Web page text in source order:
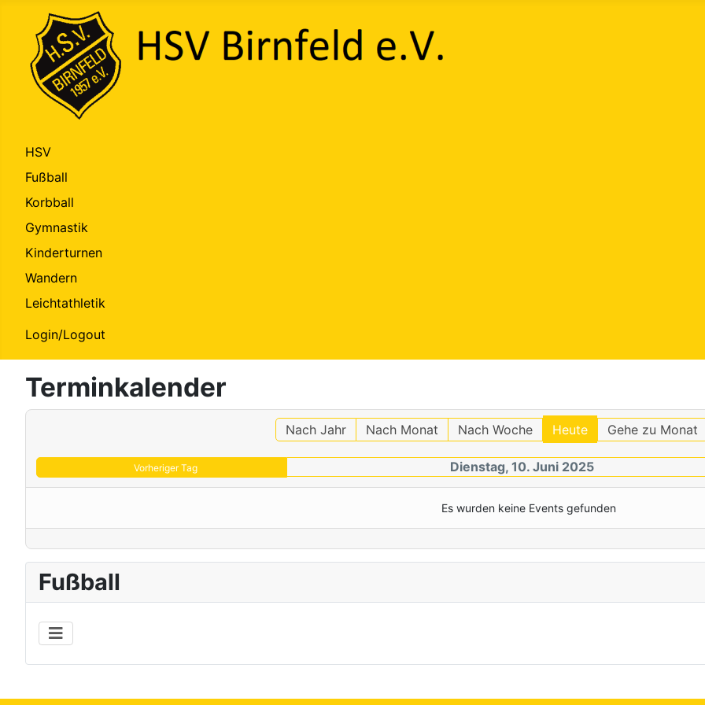
HSV
Fußball
Korbball
Gymnastik
Kinderturnen
Wandern
Leichtathletik
Login/Logout
Terminkalender
Nach Jahr Nach Monat Nach Woche Heute Gehe zu Monat
Vorheriger Tag Dienstag, 10. Juni 2025
Es wurden keine Events gefunden
Fußball